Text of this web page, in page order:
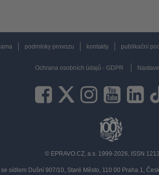
podmínky provozu kontakty publikační
Ochrana osobních údajů - GDPR
© EPRAVO.CZ, a.s. 1999-2026, ISSN
sídlem Dušní 907/10, Staré Město, 110 00 Praha 1,